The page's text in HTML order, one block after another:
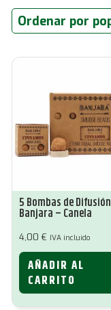
5 Bombas de Difusión
Banjara – Canela
4,00 € IVA incluido
AÑADIR AL
CARRITO